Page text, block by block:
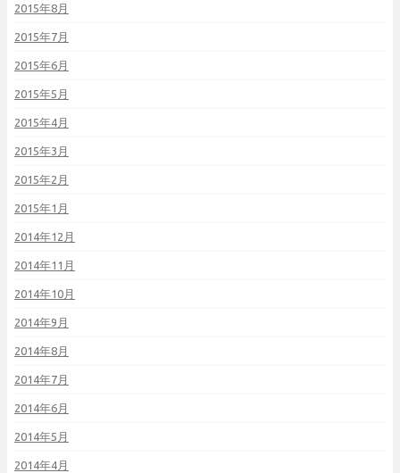
2015年8月
2015年7月
2015年6月
2015年5月
2015年4月
2015年3月
2015年2月
2015年1月
2014年12月
2014年11月
2014年10月
2014年9月
2014年8月
2014年7月
2014年6月
2014年5月
2014年4月